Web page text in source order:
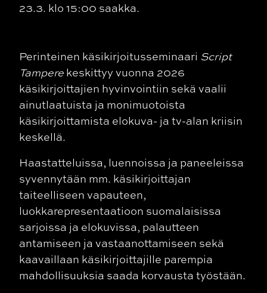
23.3. klo 15:00 saakka.
Perinteinen käsikirjoitusseminaari Script
Tamperekeskittyy vuonna 2026
käsikirjoittajien hyvinvointiin sekä vaalii
ainutlaatuista ja monimuotoista
käsikirjoittamista elokuva- ja tv-alan kriisin
keskellä.
Haastatteluissa, luennoissa ja paneeleissa
syvennytään mm. käsikirjoittajan
taiteelliseen vapauteen,
luokkarepresentaatioon suomalaisissa
sarjoissa ja elokuvissa, palautteen
antamiseen ja vastaanottamiseen sekä
kaavaillaan käsikirjoittajille parempia
mahdollisuuksia saada korvausta työstään.